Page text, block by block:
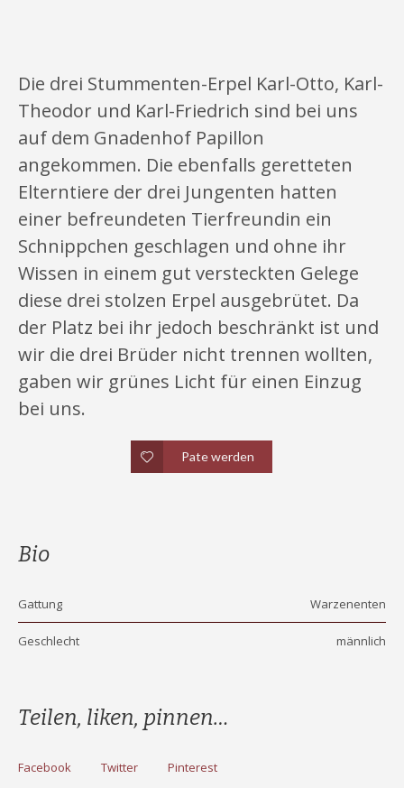
Die drei Stummenten-Erpel Karl-Otto, Karl-
Theodor und Karl-Friedrich sind bei uns
auf dem Gnadenhof Papillon
angekommen. Die ebenfalls geretteten
Elterntiere der drei Jungenten hatten
einer befreundeten Tierfreundin ein
Schnippchen geschlagen und ohne ihr
Wissen in einem gut versteckten Gelege
diese drei stolzen Erpel ausgebrütet. Da
der Platz bei ihr jedoch beschränkt ist und
wir die drei Brüder nicht trennen wollten,
gaben wir grünes Licht für einen Einzug
bei uns.
Pate werden
Bio
Gattung Warzenenten
Geschlecht männlich
Teilen, liken, pinnen…
Facebook Twitter Pinterest